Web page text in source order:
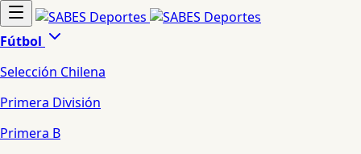
Fútbol
Selección Chilena
Primera División
Primera B